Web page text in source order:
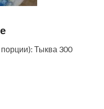
Тыква 300